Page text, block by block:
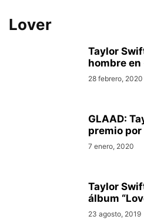
Lover
Taylor
hombre en
28 febrero, 2020
GLAAD:
premio por
7 enero, 2020
Taylor
álbum
23 agosto, 2019